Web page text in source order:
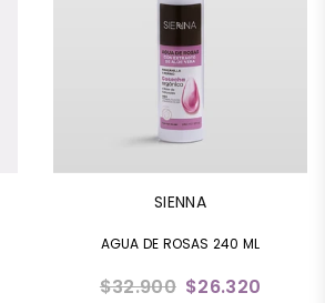
SIENNA
AGUA DE ROSAS 240 ML
Precio
$32.900 $26.320